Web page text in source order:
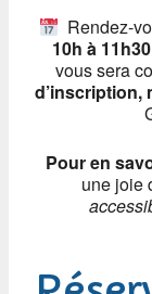
Rendez-
10h à
vous sera
d’inscription,
Pour en
une joie